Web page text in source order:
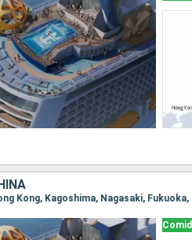
Kong, Kagoshima, Nagasaki, Fukuoka,